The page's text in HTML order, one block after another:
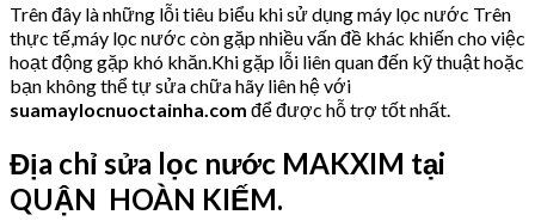
Trên đây là những lỗi tiêu biểu khi sử dụng máy lọc nước Trên
thực tế,máy lọc nước còn gặp nhiều vấn đề khác khiến cho việc
hoạt động gặp khó khăn.Khi gặp lỗi liên quan đến kỹ thuật hoặc
bạn không thể tự sửa chữa hãy liên hệ với
suamaylocnuoctainha.com để được hỗ trợ tốt nhất.
Địa chỉ sửa lọc nước MAKXIM tại
QUẬN HOÀN KIẾM.